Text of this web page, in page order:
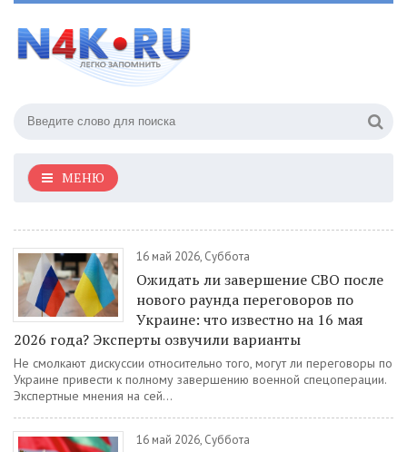
МЕНЮ
16 май 2026, Суббота
Ожидать ли завершение СВО после
нового раунда переговоров по
Украине: что известно на 16 мая
2026 года? Эксперты озвучили варианты
Не смолкают дискуссии относительно того, могут ли переговоры по
Украине привести к полному завершению военной спецоперации.
Экспертные мнения на сей...
16 май 2026, Суббота